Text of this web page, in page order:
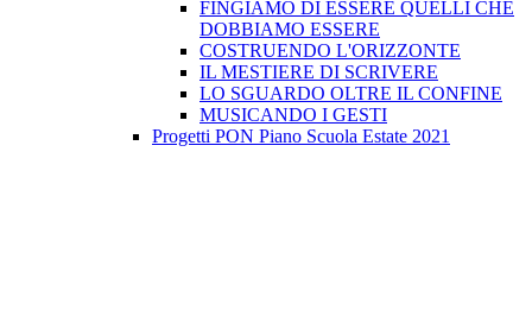
FINGIAMO DI ESSERE QUELLI CHE
DOBBIAMO ESSERE
COSTRUENDO L'ORIZZONTE
IL MESTIERE DI SCRIVERE
LO SGUARDO OLTRE IL CONFINE
MUSICANDO I GESTI
Progetti PON Piano Scuola Estate 2021